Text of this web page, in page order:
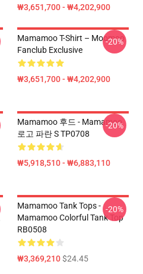
₩3,651,700 - ₩4,202,900
Mamamoo T-Shirt – Moomoo
Fanclub Exclusive
₩3,651,700 - ₩4,202,900
-20%
Mamamoo 후드 - Mamamoo
로고 파란 S TP0708
₩5,918,510 - ₩6,883,110
-20%
Mamamoo Tank Tops -
Mamamoo Colorful Tank Top
RB0508
₩3,369,210$24.45
-20%